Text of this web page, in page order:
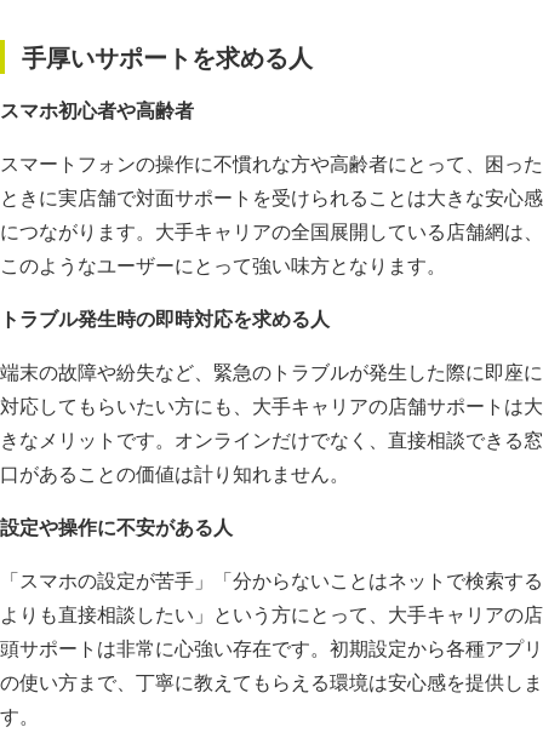
手厚いサポートを求める人
スマホ初心者や高齢者
スマートフォンの操作に不慣れな方や高齢者にとって、困った
ときに実店舗で対面サポートを受けられることは大きな安心感
につながります。大手キャリアの全国展開している店舗網は、
このようなユーザーにとって強い味方となります。
トラブル発生時の即時対応を求める人
端末の故障や紛失など、緊急のトラブルが発生した際に即座に
対応してもらいたい方にも、大手キャリアの店舗サポートは大
きなメリットです。オンラインだけでなく、直接相談できる窓
口があることの価値は計り知れません。
設定や操作に不安がある人
「スマホの設定が苦手」「分からないことはネットで検索する
よりも直接相談したい」という方にとって、大手キャリアの店
頭サポートは非常に心強い存在です。初期設定から各種アプリ
の使い方まで、丁寧に教えてもらえる環境は安心感を提供しま
す。